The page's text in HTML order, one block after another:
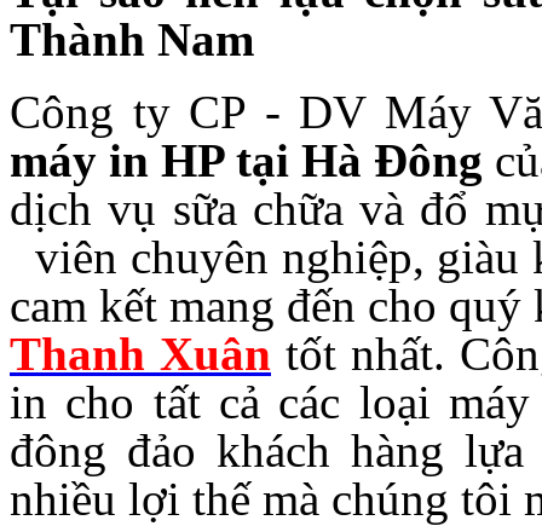
Thành Nam
Công ty CP - DV Máy
máy in HP tại Hà Đông
dịch vụ sữa chữa và đổ
viên chuyên nghiệp,
cam kết mang đến cho
Thanh Xuân tốt nhất.
in cho tất cả các loại
đông đảo khách hàng
nhiều lợi thế mà chúng tôi